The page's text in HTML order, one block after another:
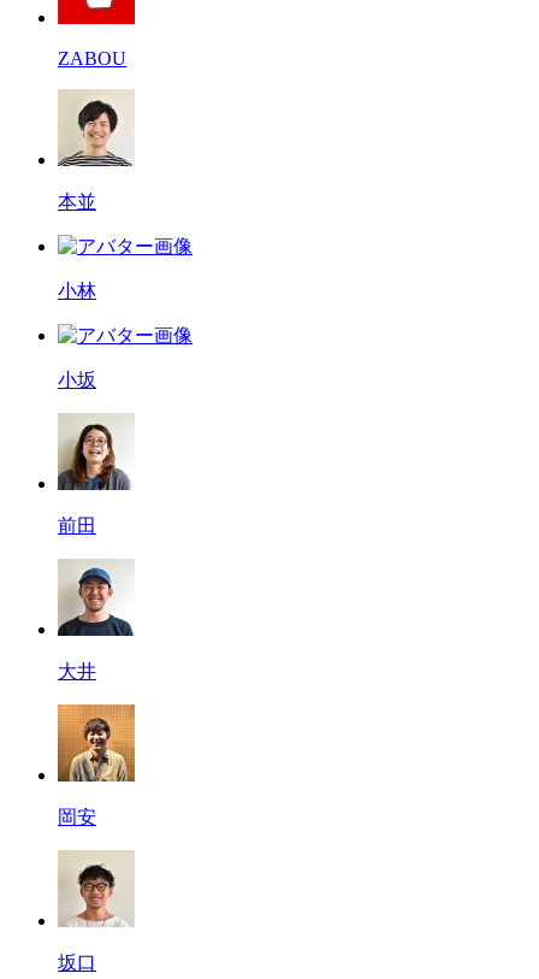
ZABOU
本並
小林
小坂
前田
大井
岡安
坂口